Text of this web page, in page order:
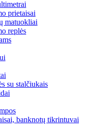
prietaisai
matuokliai
replės
su stalčiukais
banknotų tikrintuvai